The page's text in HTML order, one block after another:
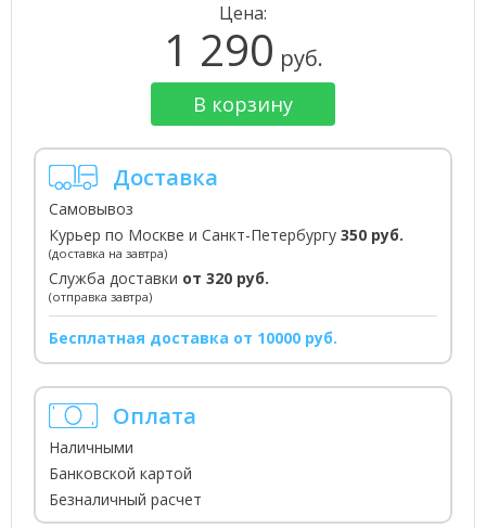
Цена:
1 290 руб.
В корзину
Доставка
Самовывоз
Курьер по Москве и Санкт-Петербургу 350 руб.
(доставка на завтра)
Служба доставки от 320 руб.
(отправка завтра)
Бесплатная доставка от 10000 руб.
Оплата
Наличными
Банковской картой
Безналичный расчет